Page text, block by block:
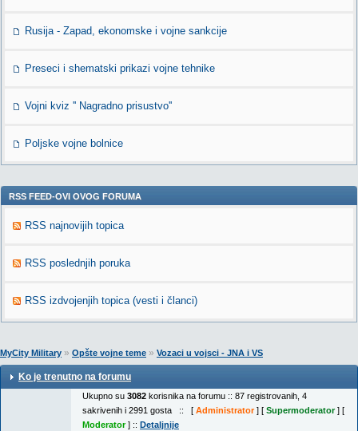
Rusija - Zapad, ekonomske i vojne sankcije
Preseci i shematski prikazi vojne tehnike
Vojni kviz '' Nagradno prisustvo''
Poljske vojne bolnice
RSS FEED-OVI OVOG FORUMA
RSS najnovijih topica
RSS poslednjih poruka
RSS izdvojenjih topica (vesti i članci)
MyCity Military » Opšte vojne teme » Vozaci u vojsci - JNA i VS
Ko je trenutno na forumu
Ukupno su 3082 korisnika na forumu :: 87 registrovanih, 4
sakrivenih i 2991 gosta :: [ Administrator] [ Supermoderator] [
Moderator] :: Detaljnije